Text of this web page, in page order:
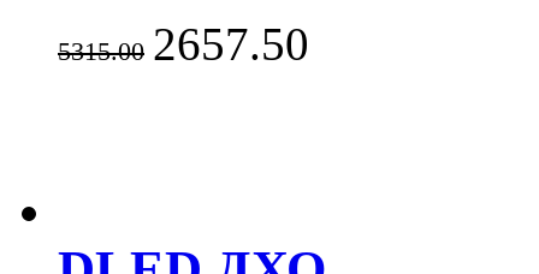
5315.00 2657.50